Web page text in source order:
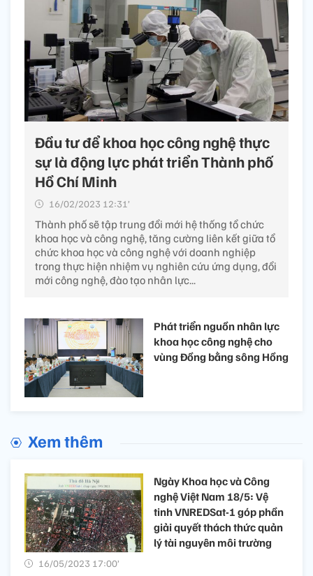
Đầu tư để khoa học công nghệ thực
sự là động lực phát triển Thành phố
Hồ Chí Minh
16/02/2023 12:31’
Thành phố sẽ tập trung đổi mới hệ thống tổ chức
khoa học và công nghệ, tăng cường liên kết giữa tổ
chức khoa học và công nghệ với doanh nghiệp
trong thực hiện nhiệm vụ nghiên cứu ứng dụng, đổi
mới công nghệ, đào tạo nhân lực...
Phát triển nguồn nhân lực
khoa học công nghệ cho
vùng Đồng bằng sông Hồng
Xem thêm
Ngày Khoa học và Công
nghệ Việt Nam 18/5: Vệ
tinh VNREDSat-1 góp phần
giải quyết thách thức quản
lý tài nguyên môi trường
16/05/2023 17:00’